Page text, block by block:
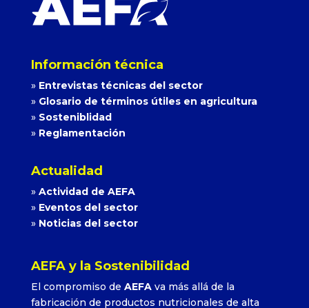
Información técnica
» Entrevistas técnicas del sector
» Glosario de términos útiles en agricultura
» Sosteniblidad
» Reglamentación
Actualidad
» Actividad de AEFA
» Eventos del sector
» Noticias del sector
AEFA y la Sostenibilidad
El compromiso de AEFAva más allá de la
fabricación de productos nutricionales de alta